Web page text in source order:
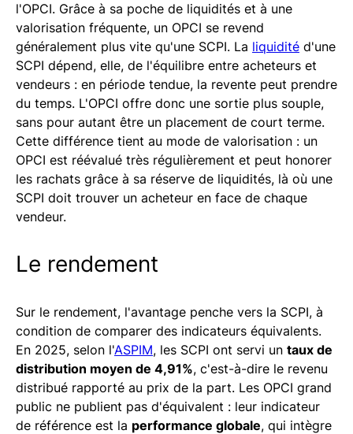
l'OPCI. Grâce à sa poche de liquidités et à une
valorisation fréquente, un OPCI se revend
généralement plus vite qu'une SCPI. La liquidité d'une
SCPI dépend, elle, de l'équilibre entre acheteurs et
vendeurs : en période tendue, la revente peut prendre
du temps. L'OPCI offre donc une sortie plus souple,
sans pour autant être un placement de court terme.
Cette différence tient au mode de valorisation : un
OPCI est réévalué très régulièrement et peut honorer
les rachats grâce à sa réserve de liquidités, là où une
SCPI doit trouver un acheteur en face de chaque
vendeur.
Le rendement
Sur le rendement, l'avantage penche vers la SCPI, à
condition de comparer des indicateurs équivalents.
En 2025, selon l'ASPIM, les SCPI ont servi un taux de
distribution moyen de 4,91%, c'est-à-dire le revenu
distribué rapporté au prix de la part. Les OPCI grand
public ne publient pas d'équivalent : leur indicateur
de référence est la performance globale, qui intègre